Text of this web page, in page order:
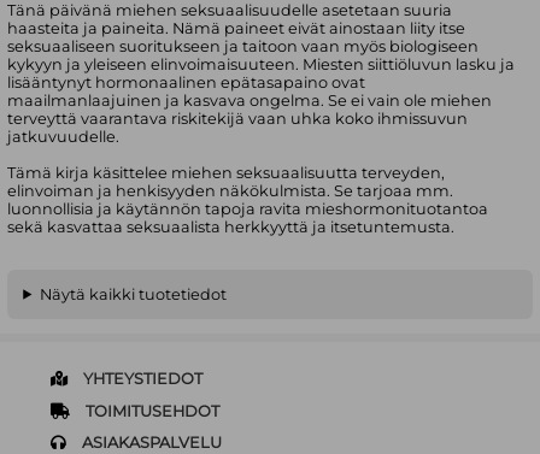
Tänä päivänä miehen seksuaalisuudelle asetetaan suuria
haasteita ja paineita. Nämä paineet eivät ainostaan liity itse
seksuaaliseen suoritukseen ja taitoon vaan myös biologiseen
kykyyn ja yleiseen elinvoimaisuuteen. Miesten siittiöluvun lasku ja
lisääntynyt hormonaalinen epätasapaino ovat
maailmanlaajuinen ja kasvava ongelma. Se ei vain ole miehen
terveyttä vaarantava riskitekijä vaan uhka koko ihmissuvun
jatkuvuudelle.
Tämä kirja käsittelee miehen seksuaalisuutta terveyden,
elinvoiman ja henkisyyden näkökulmista. Se tarjoaa mm.
luonnollisia ja käytännön tapoja ravita mieshormonituotantoa
sekä kasvattaa seksuaalista herkkyyttä ja itsetuntemusta.
Näytä kaikki tuotetiedot
YHTEYSTIEDOT
TOIMITUSEHDOT
ASIAKASPALVELU